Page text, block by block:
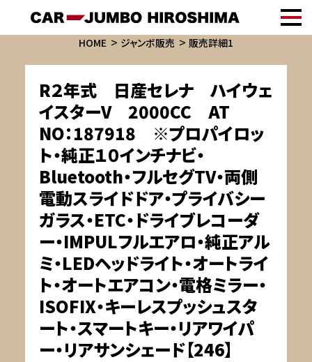
HOME ジャンボ販売 販売詳細1
R２年式 日産セレナ ハイウェ
イスターV 2000CC AT
NO：187918 ※プロパイロッ
ト・純正１０インチナビ・
Bluetooth・フルセグTV・両側
電動スライドドア・プライバシー
ガラス・ETC・ドライブレコーダ
ー・IMPULフルエアロ・純正アル
ミ・LEDヘッドライト・オートライ
ト・オートエアコン・電格ミラー・
ISOFIX・キーレスプッシュスタ
ート・スマートキー・リアワイパ
ー・リアサンシェード【246】